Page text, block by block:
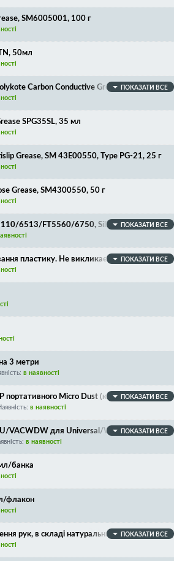
SM6005001, 100 г
50мл
Carbon Conductive Grease/HSC Plus Pas
ПОКАЗАТИ ВСЕ
SPG35SL, 35 мл
Grease, SM 43E00550, Type PG-21, 25 г
Grease, SM4300550, 50 г
6513/FT5560/6750, Silicon Fuser Oil, 100
ПОКАЗАТИ ВСЕ
пластику. Не викликає руйнування плас
по сталі. Термо- і холодостійке (від -50°C д
ПОКАЗАТИ ВСЕ
3 метри
в наявності
Micro Dust (короткий шланг, к
ПОКАЗАТИ ВСЕ
в наявності
VACWDW для Universal/Washable/Micro D
SH33 (шланг, коротка насадка з щітко
ПОКАЗАТИ ВСЕ
в наявності
банка
флакон
рук, в складі натуральний скраб, добре в
ПОКАЗАТИ ВСЕ